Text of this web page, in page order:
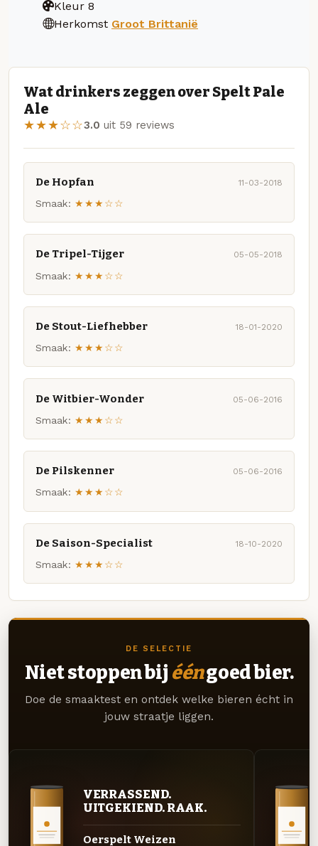
Kleur 8
Herkomst Groot Brittanië
Wat drinkers zeggen over Spelt Pale
Ale
★★★☆☆3.0 uit 59 reviews
De Hopfan 11-03-2018
Smaak: ★★★☆☆
De Tripel-Tijger 05-05-2018
Smaak: ★★★☆☆
De Stout-Liefhebber 18-01-2020
Smaak: ★★★☆☆
De Witbier-Wonder 05-06-2016
Smaak: ★★★☆☆
De Pilskenner 05-06-2016
Smaak: ★★★☆☆
De Saison-Specialist 18-10-2020
Smaak: ★★★☆☆
DE SELECTIE
Niet stoppen bij ééngoed bier.
Doe de smaaktest en ontdek welke bieren écht in
jouw straatje liggen.
VERRASSEND.
UITGEKIEND. RAAK.
Oerspelt Weizen